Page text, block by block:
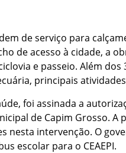
de serviço para
de acesso à cidade, a
e passeio. Além
principais
foi assinada a
de Capim Grosso. A
nesta intervenção. O
escolar para o CEAEPI.